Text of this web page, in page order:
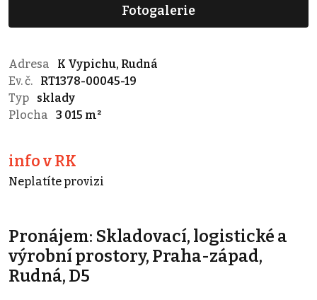
Fotogalerie
Adresa
K Vypichu, Rudná
Ev. č.
RT1378-00045-19
Typ
sklady
Plocha
3 015 m²
info v RK
Neplatíte provizi
Pronájem: Skladovací, logistické a
výrobní prostory, Praha-západ,
Rudná, D5